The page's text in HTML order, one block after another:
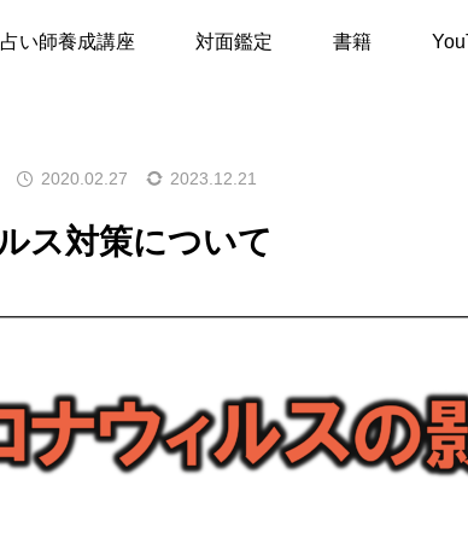
い師養成講座 対面鑑定 書籍
占い師養成講座 コロナウイルス対策について
2020.02.27 2023.12.21
ス対策について